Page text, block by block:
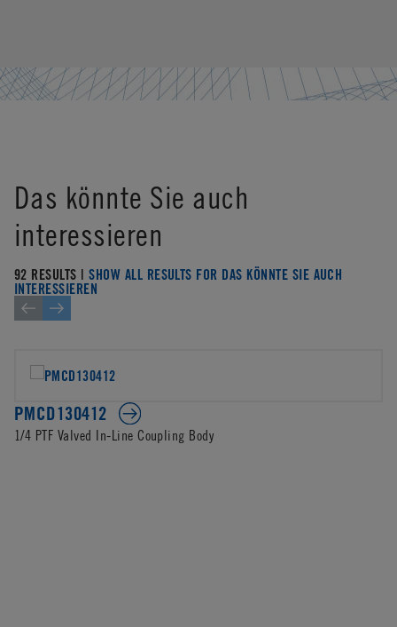
Das könnte Sie auch
interessieren
92 RESULTS |SHOW ALL RESULTS FOR DAS KÖNNTE SIE AUCH
INTERESSIEREN
PMCD130412
1/4 PTF Valved In-Line Coupling Body